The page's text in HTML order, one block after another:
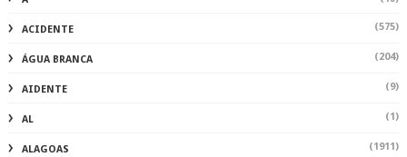
ACIDENTE (575)
ÁGUA BRANCA (204)
AIDENTE (9)
AL (1)
ALAGOAS (1911)